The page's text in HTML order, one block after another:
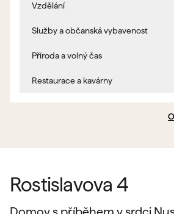
Vzdělání
Služby a občanská vybavenost
Příroda a volný čas
Restaurace a kavárny
Rostislavova 4